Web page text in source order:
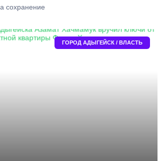
сохранение
ГОРОД АДЫГЕЙСК / ВЛАСТЬ